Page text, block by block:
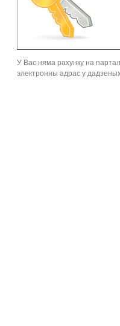
У Вас няма рахунку на
электронны адрас у